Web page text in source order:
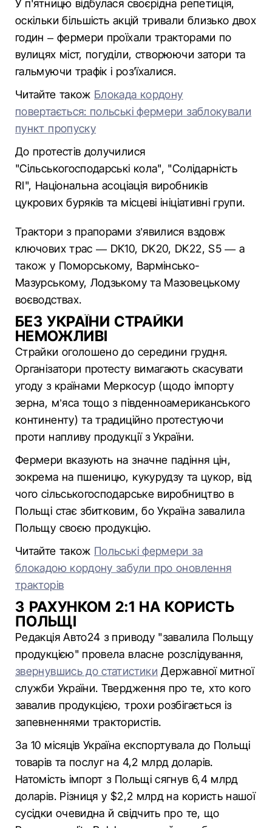
У п'ятницю відбулася своєрідна репетиція,
оскільки більшість акцій тривали близько двох
годин – фермери проїхали тракторами по
вулицях міст, погуділи, створюючи затори та
гальмуючи трафік і роз'їхалися.
Читайте також Блокада кордону
повертається: польські фермери заблокували
пункт пропуску
До протестів долучилися
"Сільськогосподарські кола", "Солідарність
RI", Національна асоціація виробників
цукрових буряків та місцеві ініціативні групи.
Трактори з прапорами з’явилися вздовж
ключових трас — DK10, DK20, DK22, S5 — а
також у Поморському, Вармінсько-
Мазурському, Лодзькому та Мазовецькому
воєводствах.
БЕЗ УКРАЇНИ СТРАЙКИ
НЕМОЖЛИВІ
Страйки оголошено до середини грудня.
Організатори протесту вимагають скасувати
угоду з країнами Меркосур (щодо імпорту
зерна, м’яса тощо з південноамериканського
континенту) та традиційно протестуючи
проти напливу продукції з України.
Фермери вказують на значне падіння цін,
зокрема на пшеницю, кукурудзу та цукор, від
чого сільськогосподарське виробництво в
Польщі стає збитковим, бо Україна завалила
Польщу своєю продукцію.
Читайте також Польські фермери за
блокадою кордону забули про оновлення
тракторів
З РАХУНКОМ 2:1 НА КОРИСТЬ
ПОЛЬЩІ
Редакція Авто24 з приводу "завалила Польщу
продукцією" провела власне розслідування,
звернувшись до статистики Державної митної
служби України. Твердження про те, хто кого
завалив продукцією, трохи розбігається із
запевненнями трактористів.
За 10 місяців Україна експортувала до Польщі
товарів та послуг на 4,2 млрд доларів.
Натомість імпорт з Польщі сягнув 6,4 млрд
доларів. Різниця у $2,2 млрд на користь нашої
сусідки очевидна й свідчить про те, що